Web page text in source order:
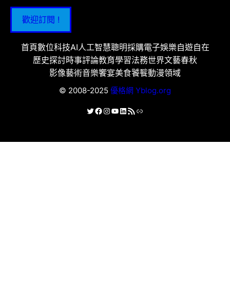
歡迎訂閱 !
首頁數位科技AI人工智慧聰明採購電子娛樂自遊自在
歷史探討時事評論教育學習法務世界文藝春秋
影像藝術音樂饗宴美食饕餮動漫領域
© 2008-2025 優格網 Yblog.org
X Facebook
Instagram
YouTube
LinkedIn
RSS 資訊提供連結